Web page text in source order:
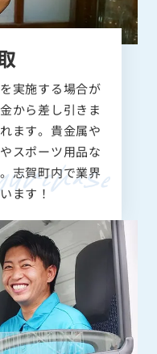
実施する場合が
から差し引きま
ます。貴金属や
スポーツ用品な
志賀町内で業界
ます！